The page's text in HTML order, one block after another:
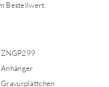
Bestellwert.
ZNGP299
Anhänger
Gravurplättchen